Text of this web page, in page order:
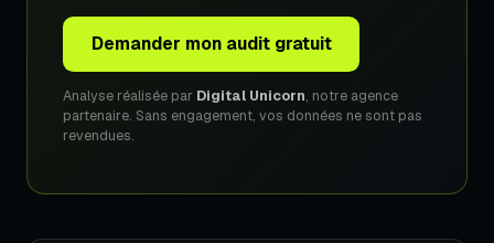
Demander mon audit gratuit
Analyse réalisée par Digital Unicorn, notre agence
partenaire. Sans engagement, vos données ne sont pas
revendues.